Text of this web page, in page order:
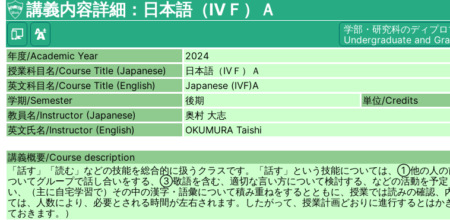
講義内容詳細：日本語（ⅣＦ）Ａ
学部・研究科のディプ
Undergraduate and
年度/Academic Year
2024
授業科目名/Course Title (Japanese)
日本語（ⅣＦ）Ａ
英文科目名/Course Title (English)
Japanese (ⅣF)A
学期/Semester 後期 単位/Credits
教員名/Instructor (Japanese)
奥村 大志
英文氏名/Instructor (English) OKUMURA Taishi
講義概要/Course description
「話す」「読む」などの技能を総合的に扱うクラスです。「話す」という技能については、①他の
ついてグループで話し合いをする、③敬語を含む、適切な言い方について検討する、などの活動を予
い、（主に自宅学習で）その中の漢字・語彙について積み重ねをするとともに、授業では読みの確認
ては、人数により、必要とされる時間が左右されます。したがって、授業計画どおりに進行するとは
ておきます。）